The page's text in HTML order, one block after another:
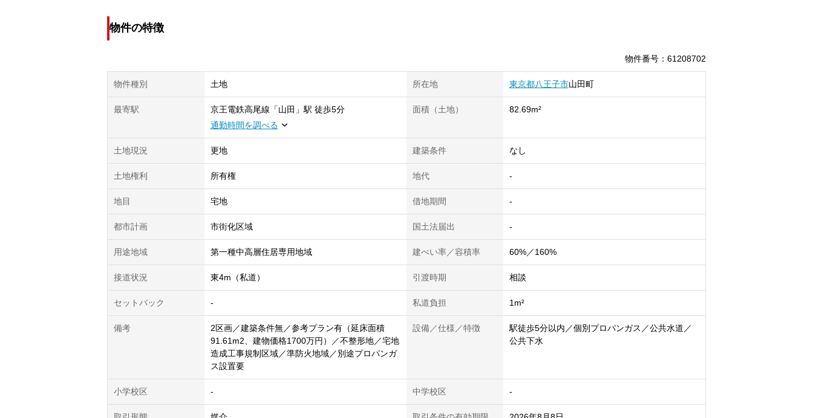
物件の特徴
物件番号 ： 61208702
物件種別 土地 所在地 東京都八王子市山田町
最寄駅 京王電鉄高尾線 「山田 」 駅 徒歩5分
通勤時間を調べる
面積（土地） 82.69m²
土地現況 更地 建築条件 なし
土地権利 所有権 地代 -
地目 宅地 借地期間 -
都市計画 市街化区域 国土法届出 -
用途地域 第一種中高層住居専用地域 建ぺい率／容積率 60%／160%
接道状況 東4m（私道） 引渡時期 相談
セットバック - 私道負担 1m²
備考
2区画／建築条件無／参考プラン有（延床面積
91.61m2、建物価格1700万円）／不整形地／宅地
造成工事規制区域／準防火地域／別途プロパンガ
ス設置要
設備／仕様／特徴
駅徒歩5分以内／個別プロパンガス／公共水道／
公共下水
小学校区 - 中学校区 -